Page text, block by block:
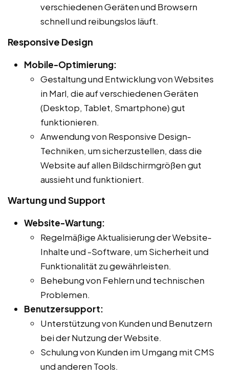
verschiedenen Geräten und Browsern
schnell und reibungslos läuft.
Responsive Design
Mobile-Optimierung:
Gestaltung und Entwicklung von Websites
in Marl, die auf verschiedenen Geräten
(Desktop, Tablet, Smartphone) gut
funktionieren.
Anwendung von Responsive Design-
Techniken, um sicherzustellen, dass die
Website auf allen Bildschirmgrößen gut
aussieht und funktioniert.
Wartung und Support
Website-Wartung:
Regelmäßige Aktualisierung der Website-
Inhalte und -Software, um Sicherheit und
Funktionalität zu gewährleisten.
Behebung von Fehlern und technischen
Problemen.
Benutzersupport:
Unterstützung von Kunden und Benutzern
bei der Nutzung der Website.
Schulung von Kunden im Umgang mit CMS
und anderen Tools.